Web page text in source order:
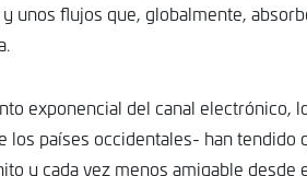
unos flujos que, globalmente,
exponencial del canal electrónico,
los países occidentales- han tendido
y cada vez menos amigable desde